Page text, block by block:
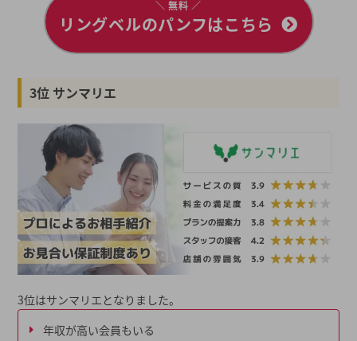
＼ 無料 ／
リングベルのパンフはこちら
3位 サンマリエ
3位はサンマリエとなりました。
年収が高い会員もいる